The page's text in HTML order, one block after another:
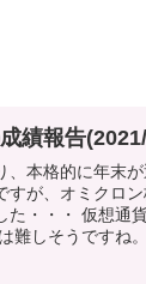
績報告
、本格的に年末
すが、オミクロ
た・・・ 仮想通
難しそうですね。